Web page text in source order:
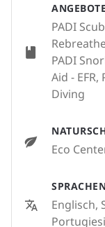
PADI
PADI
Aid -
Diving
Eco
Englisch,